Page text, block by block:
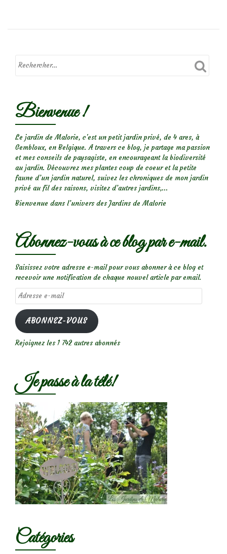
(Echinops
Bienvenue !
Le jardin de Malorie, c'est un petit jardin privé, de 4 ares, à
Gembloux, en Belgique. A travers ce blog, je partage ma passion
et mes conseils de paysagiste, en encourageant la biodiversité
au jardin. Découvrez mes plantes coup de coeur et la petite
faune d’un jardin naturel, suivez les chroniques de mon jardin
privé au fil des saisons, visitez d’autres jardins,...
Bienvenue dans l’univers des Jardins de Malorie
Abonnez-vous à ce blog par e-mail.
Saisissez votre adresse e-mail pour vous abonner à ce blog et
recevoir une notification de chaque nouvel article par email.
Adresse
e-
mail
ABONNEZ-VOUS
Rejoignez les 1 742 autres abonnés
Je passe à la télé!
Catégories